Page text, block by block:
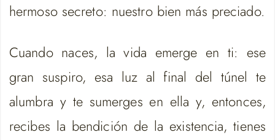
hermoso secreto: nuestro bien más preciado.
Cuando naces, la vida emerge en ti: ese
gran suspiro, esa luz al final del túnel te
alumbra y te sumerges en ella y, entonces,
recibes la bendición de la existencia, tienes